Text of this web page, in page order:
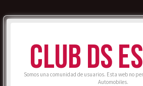
CLUB DS
Somos una comunidad de usuarios. Esta web no
Automobiles.